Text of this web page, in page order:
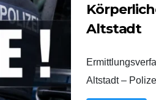
Altstadt
Altstadt –